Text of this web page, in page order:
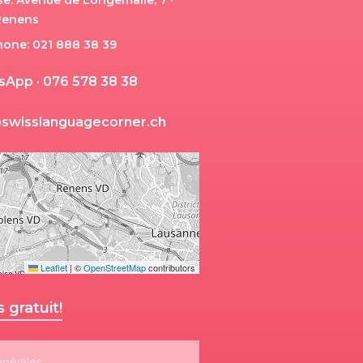
021 888 38 39
App · 076 578 38 38
swiss anguagecorner.c h
Leaflet | ©OpenStreetMapcontributors
gratuit!